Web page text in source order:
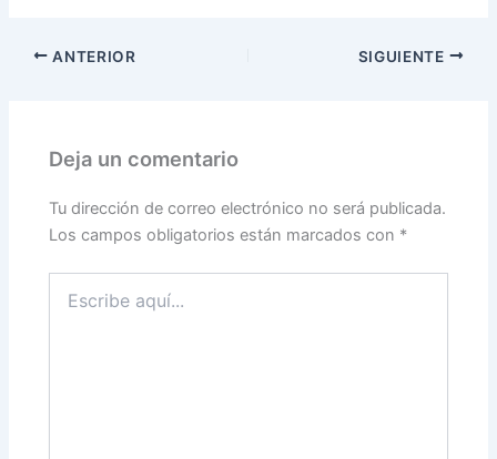
ANTERIOR SIGUIENTE
Deja un comentario
Tu dirección de correo electrónico no será publicada.
Los campos obligatorios están marcados con *
aquí...